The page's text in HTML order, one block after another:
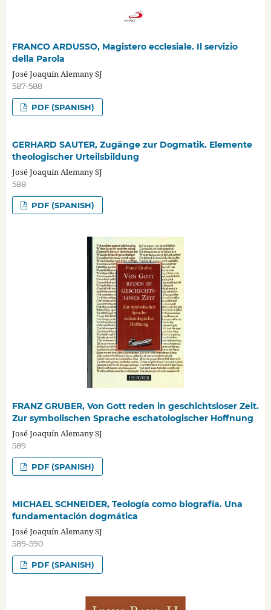
FRANCO ARDUSSO, Magistero ecclesiale. Il servizio
della Parola
José Joaquín Alemany SJ
587-588
PDF (SPANISH)
GERHARD SAUTER, Zugänge zur Dogmatik. Elemente
theologischer Urteilsbildung
José Joaquín Alemany SJ
588
PDF (SPANISH)
FRANZ GRUBER, Von Gott reden in geschichtsloser Zeit.
Zur symbolischen Sprache eschatologischer Hoffnung
José Joaquín Alemany SJ
589
PDF (SPANISH)
MICHAEL SCHNEIDER, Teología como biografía. Una
fundamentación dogmática
José Joaquín Alemany SJ
589-590
PDF (SPANISH)